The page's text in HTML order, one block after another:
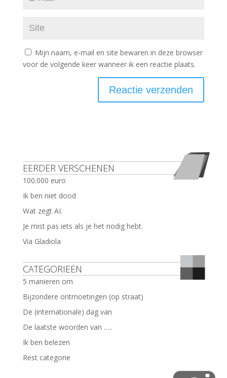
Mijn naam, e-mail en site bewaren in deze browser
voor de volgende keer wanneer ik een reactie plaats.
EERDER VERSCHENEN
100.000 euro
Ik ben niet dood
Wat zegt AI.
Je mist pas iets als je het nodig hebt.
Via Gladiola
CATEGORIEËN
5 manieren om
Bijzondere ontmoetingen (op straat)
De (internationale) dag van
De laatste woorden van …..
Ik ben belezen
Rest categorie